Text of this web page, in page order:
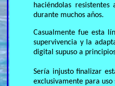
haciéndolas
durante muchos años.
Casualmente fue esta
supervivencia y la
digital supuso a
Sería injusto finalizar
exclusivamente para